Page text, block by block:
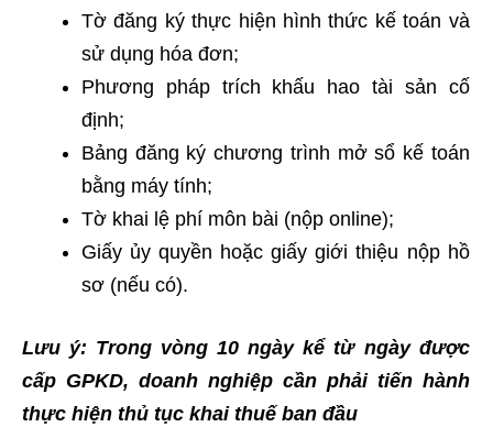
Tờ đăng ký thực hiện hình thức kế toán và
sử dụng hóa đơn;
Phương pháp trích khấu hao tài sản cố
định;
Bảng đăng ký chương trình mở sổ kế toán
bằng máy tính;
Tờ khai lệ phí môn bài (nộp online);
Giấy ủy quyền hoặc giấy giới thiệu nộp hồ
sơ (nếu có).
Lưu ý: Trong vòng 10 ngày kể từ ngày được
cấp GPKD, doanh nghiệp cần phải tiến hành
thực hiện thủ tục khai thuế ban đầu